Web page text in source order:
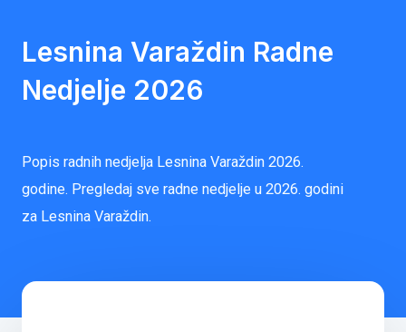
Lesnina Varaždin Radne
Nedjelje 2026
Popis radnih nedjelja Lesnina Varaždin 2026.
godine. Pregledaj sve radne nedjelje u 2026. godini
za Lesnina Varaždin.